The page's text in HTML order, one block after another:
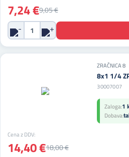
7,24 €9,05 €
ZRAČNICA 8
8x1 1/4
30007007
Zaloga:1
Dobava:
Cena z DDV:
14,40 €18,00 €